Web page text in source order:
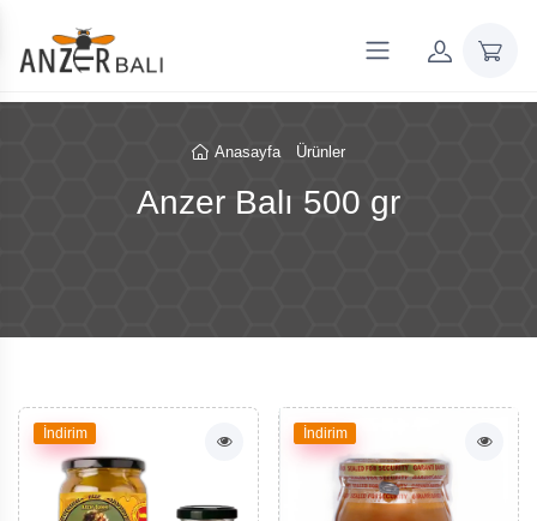
Anasayfa Ürünler
Anzer Balı 500 gr
İndirim İndirim